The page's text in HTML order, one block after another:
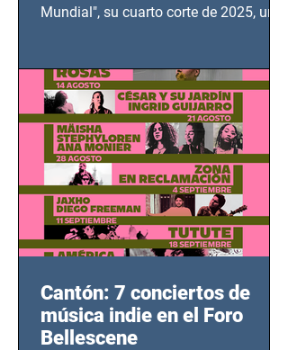
Mundial", su cuarto corte de 2025, un
bélicos.
Cantón: 7 conciertos de
música indie en el Foro
Bellescene